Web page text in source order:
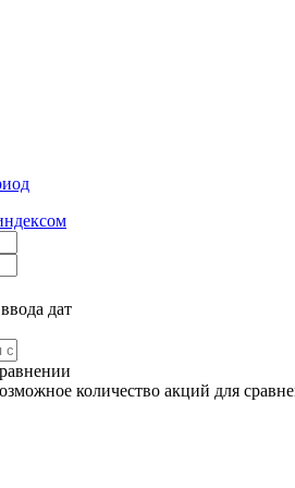
дат
количество акций для